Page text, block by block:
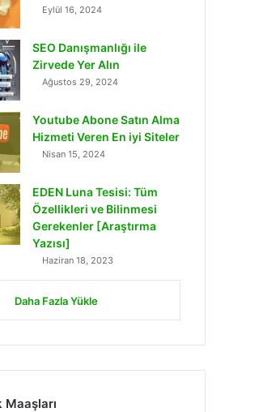
Eylül 16, 2024
SEO Danışmanlığı ile
Zirvede Yer Alın
Ağustos 29, 2024
Youtube Abone Satın Alma
Hizmeti Veren En iyi Siteler
Nisan 15, 2024
EDEN Luna Tesisi: Tüm
Özellikleri ve Bilinmesi
Gerekenler [Araştırma
Yazısı]
Haziran 18, 2023
Daha Fazla Yükle